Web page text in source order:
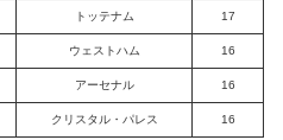
トッテナム 17
ウェストハム 16
アーセナル 16
クリスタル・パレス 16